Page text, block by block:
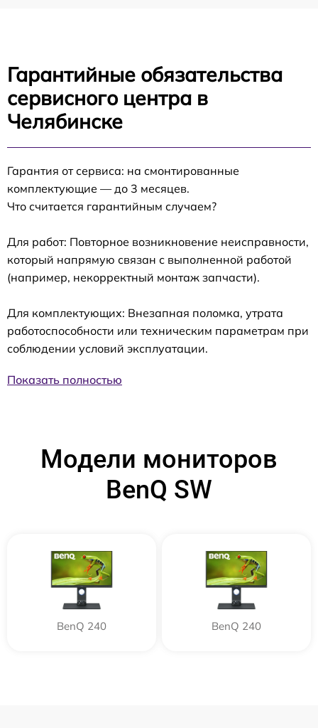
Гарантийные обязательства
сервисного центра в
Челябинске
Гарантия от сервиса: на смонтированные
комплектующие — до 3 месяцев.
Что считается гарантийным случаем?
Для работ: Повторное возникновение неисправности,
который напрямую связан с выполненной работой
(например, некорректный монтаж запчасти).
Для комплектующих: Внезапная поломка, утрата
работоспособности или техническим параметрам при
соблюдении условий эксплуатации.
Показать полностью
Модели мониторов
BenQ SW
BenQ 240 BenQ 240